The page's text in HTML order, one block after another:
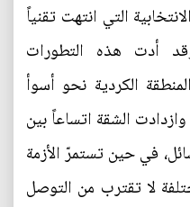
التي انتهت تقنياً
أدت هذه التطورات
الكردية نحو أسوأ
الشقة اتساعاً بين
في حين تستمرّ الأزمة
لا تقترب من التوصل